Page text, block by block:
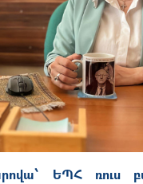
ԵՊՀ ռուս